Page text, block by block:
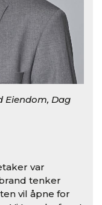
Eiendom, Dag
var
tenker
vil åpne for